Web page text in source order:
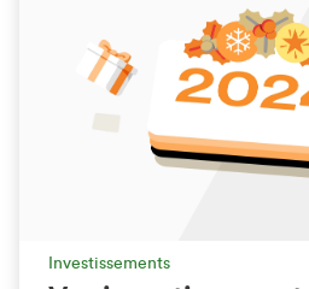
Investissements